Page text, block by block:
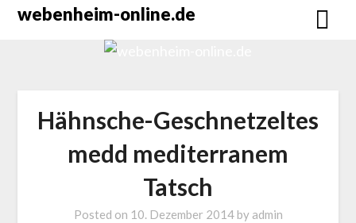
Skipwebenheim-online.de
Hähnsche-Geschnetzeltes
medd mediterranem
Tatsch
Posted on 10. Dezember 2014by admin